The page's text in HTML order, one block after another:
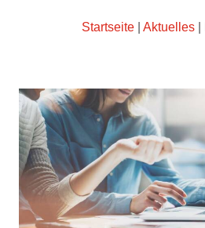
Startseite Aktuelles